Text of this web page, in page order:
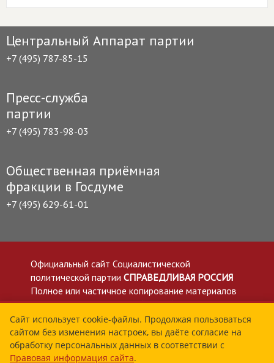
Центральный Аппарат партии
+7 (495) 787-85-15
Пресс-служба
партии
+7 (495) 783-98-03
Общественная приёмная
фракции в Госдуме
+7 (495) 629-61-01
Официальный сайт Социалистической
политической партии СПРАВЕДЛИВАЯ РОССИЯ
Полное или частичное копирование материалов
приветствуется со ссылкой на сайт spravedlivo.ru
Политика в отношении обработки персональных
данных
Все материалы сайта spravedlivo.ru доступны по
лицензии Creative Commons Attribution 4.0 International
Сайт использует cookie-файлы. Продолжая пользоваться
сайтом без изменения настроек, вы даёте согласие на
обработку персональных данных в соответствии с
Правовая информация сайта.